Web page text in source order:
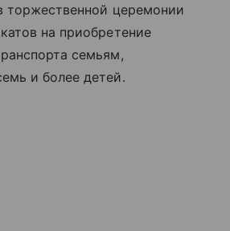
торжественной церемонии
на приобретение
семьям,
и более детей.